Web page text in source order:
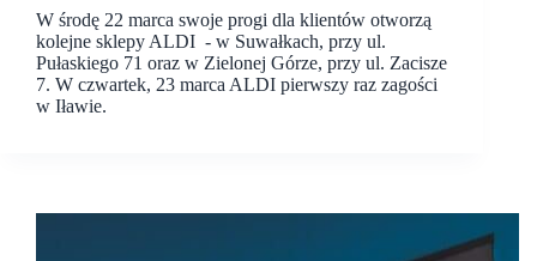
W środę 22 marca swoje progi dla klientów otworzą
kolejne sklepy ALDI - w Suwałkach, przy ul.
Pułaskiego 71 oraz w Zielonej Górze, przy ul. Zacisze
7. W czwartek, 23 marca ALDI pierwszy raz zagości
w Iławie.